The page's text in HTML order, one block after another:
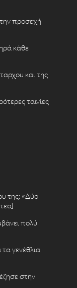
προσεχή
κάθε
και της
ταινίες
της: «Δύο
πολύ
γενέθλια
στην